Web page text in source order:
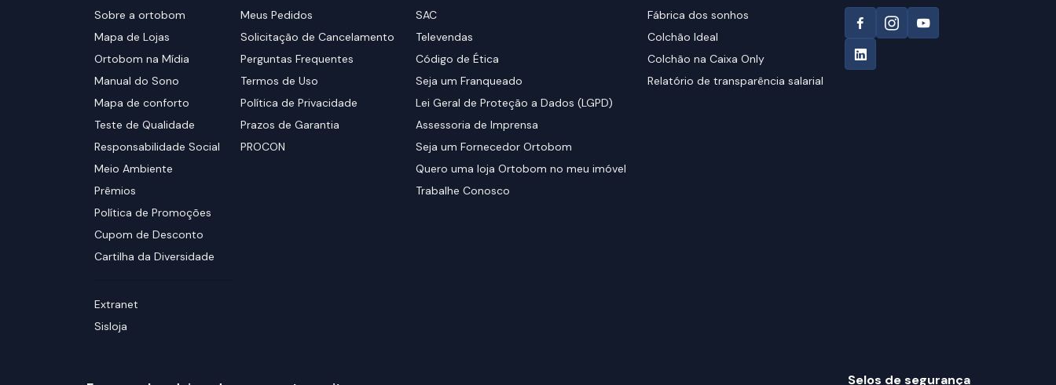
Sobre a ortobom
Mapa de Lojas
Ortobom na Mídia
Manual do Sono
Mapa de conforto
Teste de Qualidade
Responsabilidade Social
Meio Ambiente
Prêmios
Política de Promoções
Cupom de Desconto
Cartilha da Diversidade
Extranet
Sisloja
Meus Pedidos
Solicitação de Cancelamento
Perguntas Frequentes
Termos de Uso
Política de Privacidade
Prazos de Garantia
PROCON
SAC
Televendas
Código de Ética
Seja um Franqueado
Lei Geral de Proteção a Dados (LGPD)
Assessoria de Imprensa
Seja um Fornecedor Ortobom
Quero uma loja Ortobom no meu imóvel
Trabalhe Conosco
Fábrica dos sonhos
Colchão Ideal
Colchão na Caixa Only
Relatório de transparência salarial
Selos de segurança